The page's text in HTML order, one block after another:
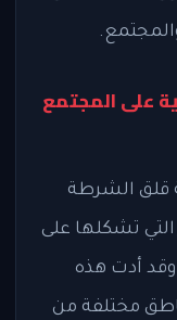
على المجتمع
قلق الشرطة
تشكلها على
وقد أدت هذه
مختلفة من